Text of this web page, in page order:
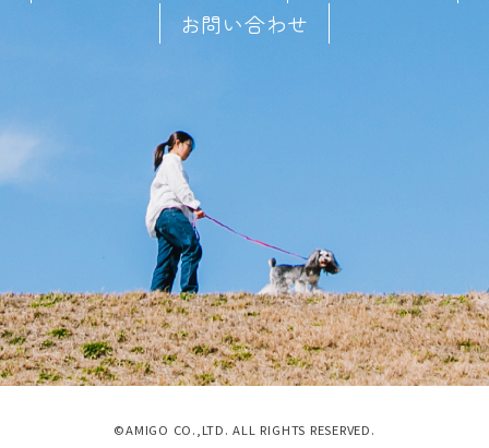
お問い合わせ
©AMIGO CO.,LTD. ALL RIGHTS RESERVED.